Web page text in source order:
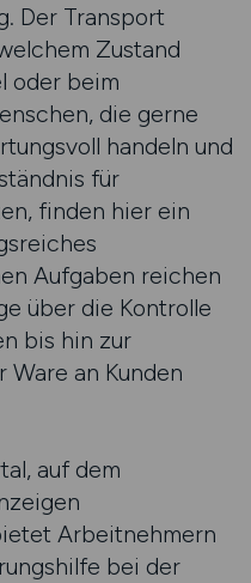
Der Transport
Zustand
oder beim
die gerne
handeln und
für
finden hier ein
Aufgaben reichen
über die Kontrolle
bis hin zur
an Kunden
auf dem
Arbeitnehmern
bei der